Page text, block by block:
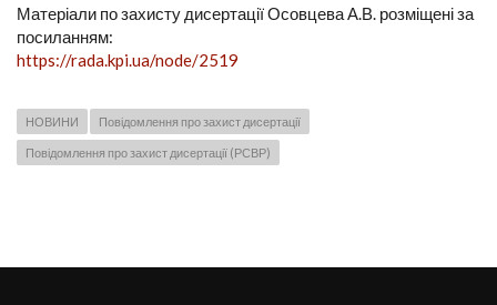
Матеріали по захисту дисертації Осовцева А.В. розміщені за
посиланням:
https://rada.kpi.ua/node/2519
НОВИНИ Повідомлення про захист дисертації
Повідомлення про захист дисертації (РСВР)